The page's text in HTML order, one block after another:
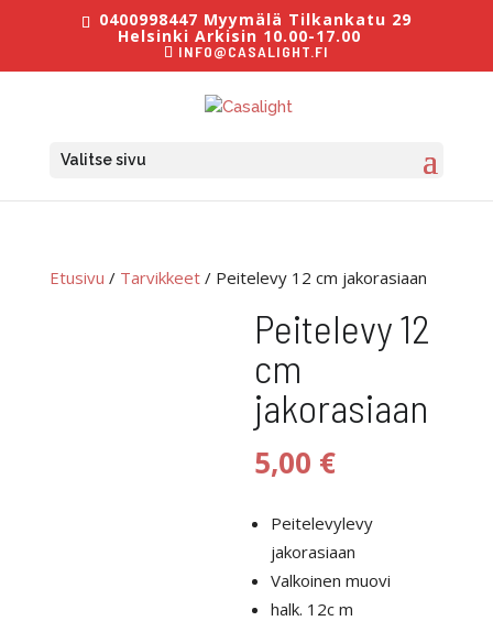
0400998447 Myymälä Tilkankatu 29
Helsinki Arkisin 10.00-17.00
INFO@CASALIGHT.FI
Valitse sivu
Etusivu / Tarvikkeet/ Peitelevy 12 cm jakorasiaan
Peitelevy 12
cm
jakorasiaan
5,00 €
Peitelevylevy
jakorasiaan
Valkoinen muovi
halk. 12c m